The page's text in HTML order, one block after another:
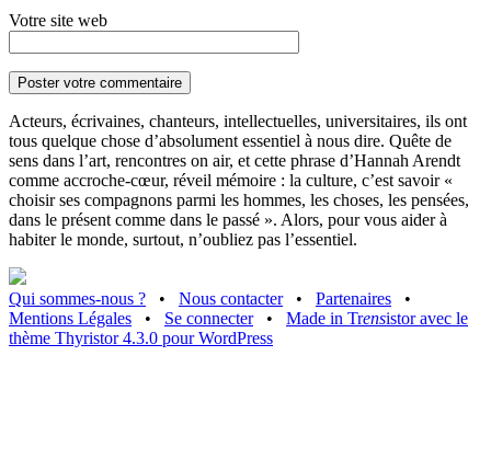
Votre site web
Acteurs, écrivaines, chanteurs, intellectuelles, universitaires, ils ont
tous quelque chose d’absolument essentiel à nous dire. Quête de
sens dans l’art, rencontres on air, et cette phrase d’Hannah Arendt
comme accroche-cœur, réveil mémoire : la culture, c’est savoir «
choisir ses compagnons parmi les hommes, les choses, les pensées,
dans le présent comme dans le passé ». Alors, pour vous aider à
habiter le monde, surtout, n’oubliez pas l’essentiel.
Qui sommes-nous ? • Nous contacter • Partenaires
•
Mentions Légales
• Se connecter • Made in Trensistor avec le
thème Thyristor 4.3.0 pour WordPress